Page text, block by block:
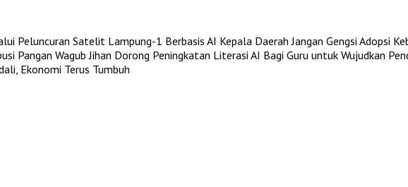
Peluncuran Satelit Lampung-1 Berbasis AI Kepala Daerah Jangan Gengsi Adopsi
Pangan Wagub Jihan Dorong Peningkatan Literasi AI Bagi Guru untuk Wujudkan
Ekonomi Terus Tumbuh